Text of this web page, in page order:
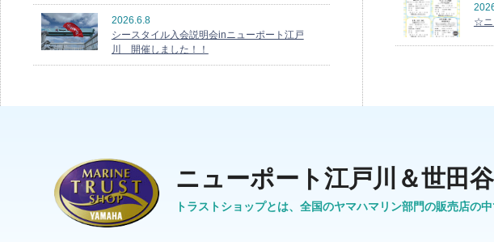
2026.6.8
シースタイル入会説明会inニューポート江戸
川 開催しました！！
☆ニ
ニューポート江戸川＆世田
トラストショップとは、全国のヤマハマリン部門の販売店の